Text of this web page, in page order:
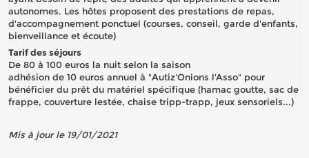
autonomes. Les hôtes proposent des prestations de repas,
d'accompagnement ponctuel (courses, conseil, garde d'enfants,
bienveillance et écoute)
Tarif des séjours
De 80 à 100 euros la nuit selon la saison
adhésion de 10 euros annuel à "Autiz'Onions l'Asso" pour
bénéficier du prêt du matériel spécifique (hamac goutte, sac de
frappe, couverture lestée, chaise tripp-trapp, jeux sensoriels...)
Mis à jour le 19/01/2021